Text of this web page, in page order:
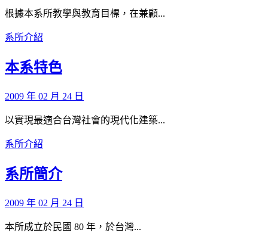
根據本系所教學與教育目標，在兼顧...
系所介紹
本系特色
2009 年 02 月 24 日
以實現最適合台灣社會的現代化建築...
系所介紹
系所簡介
2009 年 02 月 24 日
本所成立於民國 80 年，於台灣...